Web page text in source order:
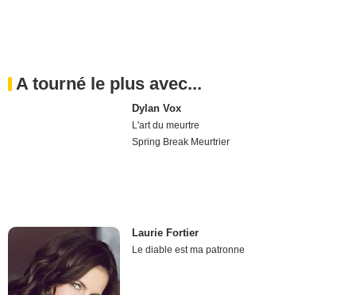
A tourné le plus avec...
Dylan Vox
L'art du meurtre
Spring Break Meurtrier
Laurie Fortier
Le diable est ma patronne